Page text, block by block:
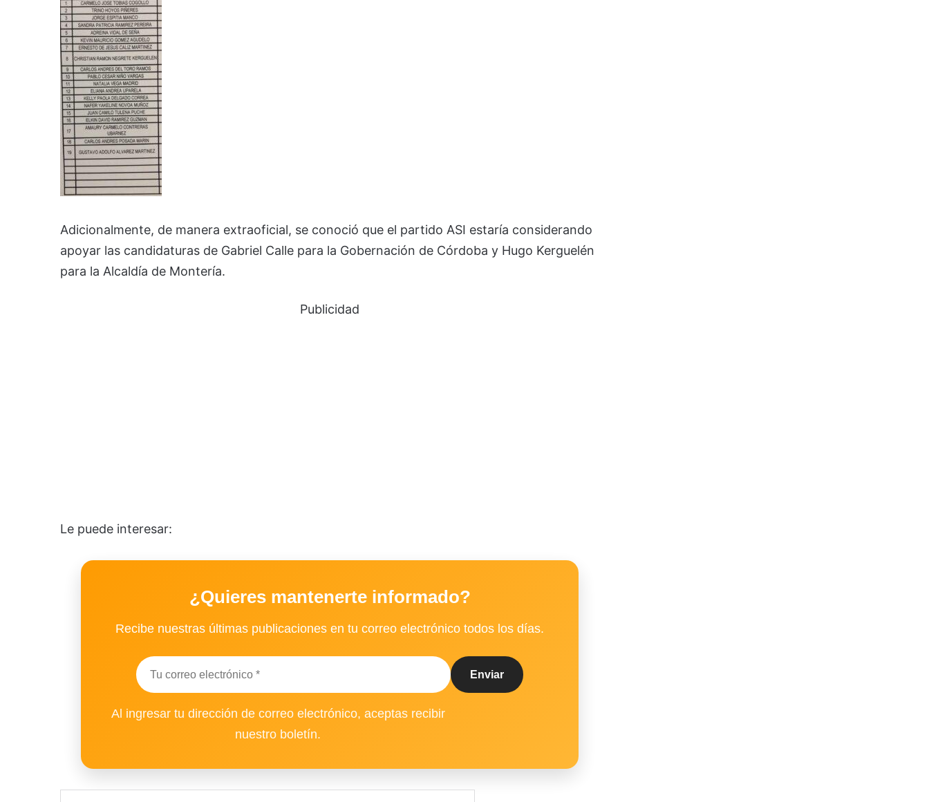
Adicionalmente, de manera extraoficial, se conoció que el partido ASI estaría considerando
apoyar las candidaturas de Gabriel Calle para la Gobernación de Córdoba y Hugo Kerguelén
para la Alcaldía de Montería.
Publicidad
Le puede interesar:
¿Quieres mantenerte informado?
Recibe nuestras últimas publicaciones en tu correo electrónico todos los días.
Al ingresar tu dirección de correo electrónico, aceptas recibir
nuestro boletín.